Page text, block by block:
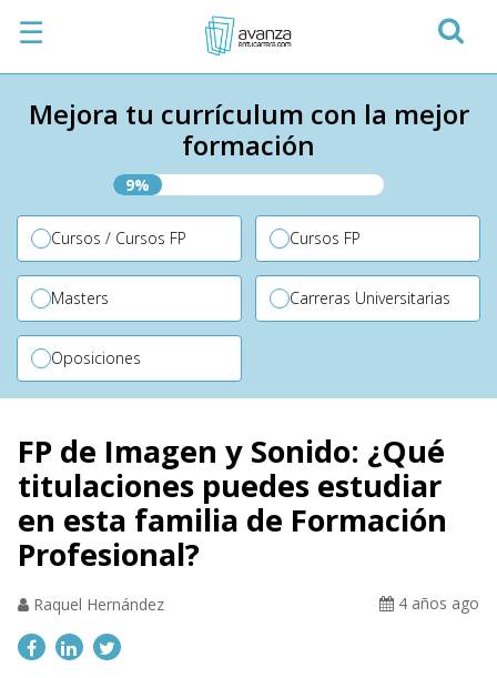
☰
Mejora tu currículum con la mejor
formación
9%
Cursos / Cursos FP Cursos FP
Masters Carreras Universitarias
Oposiciones
FP de Imagen y Sonido: ¿Qué
titulaciones puedes estudiar
en esta familia de Formación
Profesional?
Raquel Hernández 4 años ago